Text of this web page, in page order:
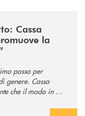
Cassa
la
passo per
genere. Cassa
che il modo in cui